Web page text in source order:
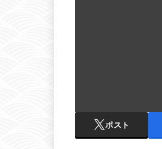
ポスト